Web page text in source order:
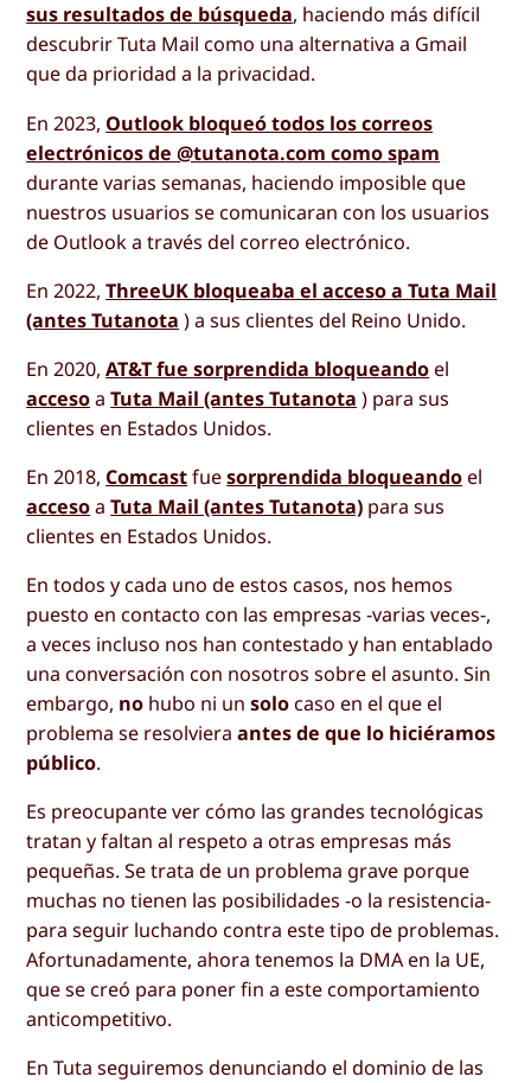
sus resultados de búsqueda, haciendo más difícil
descubrir Tuta Mail como una alternativa a Gmail
que da prioridad a la privacidad.
En 2023, Outlook bloqueó todos los correos
electrónicos de @tutanota.com como spam
durante varias semanas, haciendo imposible que
nuestros usuarios se comunicaran con los usuarios
de Outlook a través del correo electrónico.
En 2022,ThreeUK bloqueaba el acceso a Tuta Mail
(antes Tutanota ) a sus clientes del Reino Unido.
En 2020,AT&T fue sorprendida bloqueando el
accesoaTuta Mail (antes Tutanota ) para sus
clientes en Estados Unidos.
En 2018, Comcastfuesorprendida bloqueando el
accesoaTuta Mail (antes Tutanota) para sus
clientes en Estados Unidos.
En todos y cada uno de estos casos, nos hemos
puesto en contacto con las empresas -varias veces-,
a veces incluso nos han contestado y han entablado
una conversación con nosotros sobre el asunto. Sin
embargo, no hubo ni unsolo caso en el que el
problema se resolvieraantes de que lo hiciéramos
público.
Es preocupante ver cómo las grandes tecnológicas
tratan y faltan al respeto a otras empresas más
pequeñas. Se trata de un problema grave porque
muchas no tienen las posibilidades -o la resistencia-
para seguir luchando contra este tipo de problemas.
Afortunadamente, ahora tenemos la DMA en la UE,
que se creó para poner fin a este comportamiento
anticompetitivo.
En Tuta seguiremos denunciando el dominio de las